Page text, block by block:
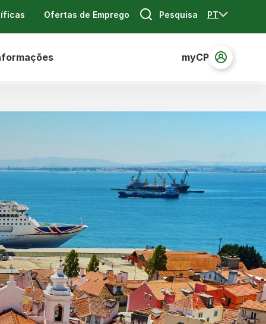
Ofertas de Emprego Pesquisa PT
myCP